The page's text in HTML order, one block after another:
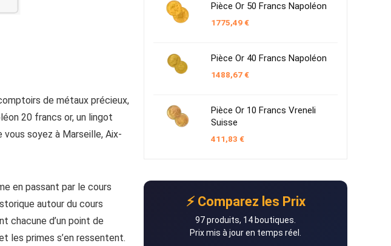
de métaux précieux,
20 francs or, un lingot
soyez à Marseille, Aix-
en passant par le cours
autour du cours
chacune d’un point de
les primes s’en ressentent.
Pièce Or 50 Francs Napoléon
1775,49€
Pièce Or 40 Francs Napoléon
1488,67€
Pièce Or 10 Francs Vreneli
Suisse
411,83 €
⚡ Comparez les Prix
97 produits, 14 boutiques.
Prix mis à jour en temps réel.